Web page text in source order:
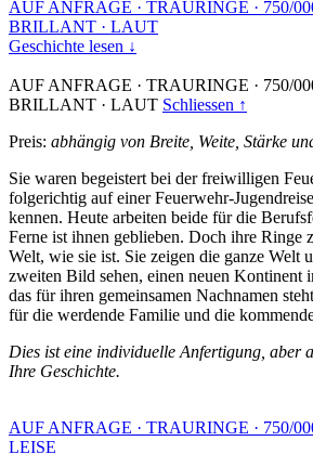
AUF ANFRAGE · TRAURINGE · 750/
BRILLANT · LAUT
Geschichte lesen ↓
AUF ANFRAGE · TRAURINGE · 750/
BRILLANT · LAUT Schliessen ↑
Preis: abhängig von Breite, Weite, Stärke
Sie waren begeistert bei der freiwilligen
folgerichtig auf einer Feuerwehr-
kennen. Heute arbeiten beide für die
Ferne ist ihnen geblieben. Doch ihre Ringe
Welt, wie sie ist. Sie zeigen die ganze Welt
zweiten Bild sehen, einen neuen Kontinent
das für ihren gemeinsamen Nachnamen
für die werdende Familie und die
Dies ist eine individuelle Anfertigung, aber
Ihre Geschichte.
AUF ANFRAGE · TRAURINGE · 750/
LEISE